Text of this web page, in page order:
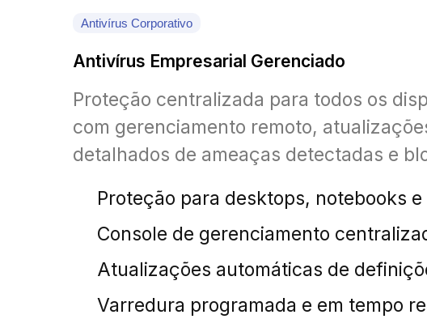
Antivírus Corporativo
Antivírus Empresarial Gerenciado
Proteção centralizada para todos os
com gerenciamento remoto,
detalhados de ameaças detectadas e
Proteção para desktops, notebooks
Console de gerenciamento
Atualizações automáticas de
Varredura programada e em tempo